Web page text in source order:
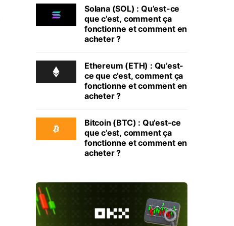
Solana (SOL) : Qu’est-ce
que c’est, comment ça
fonctionne et comment en
acheter ?
Ethereum (ETH) : Qu’est-
ce que c’est, comment ça
fonctionne et comment en
acheter ?
Bitcoin (BTC) : Qu’est-ce
que c’est, comment ça
fonctionne et comment en
acheter ?